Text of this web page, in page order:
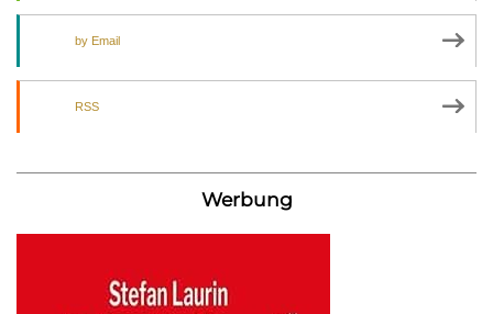
by Email
RSS
Werbung